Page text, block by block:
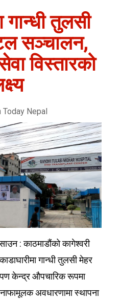
गान्धी तुलसी
सञ्चालन,
विस्तारको
Today Nepal
: काठमाडौंको कागेश्वरी
गान्धी तुलसी मेहर
केन्द्र औपचारिक रूपमा
अवधारणामा स्थापना